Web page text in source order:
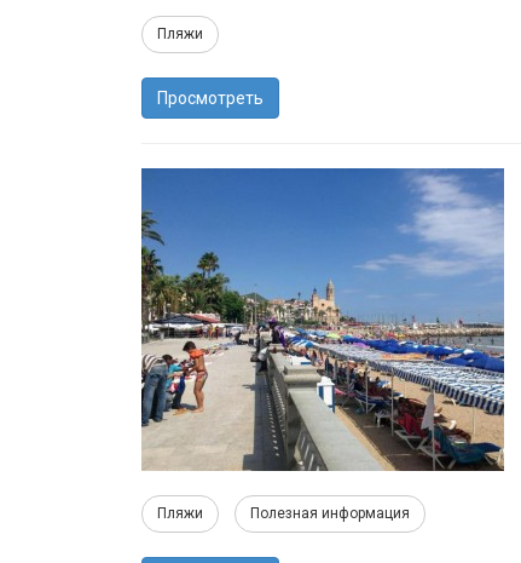
Пляжи
Просмотреть
Пляжи Полезная информация